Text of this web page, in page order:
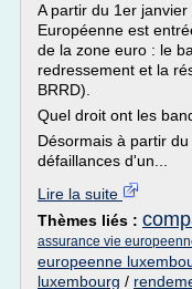
A partir du 1er
Européenne est
de la zone euro : le
redressement et la
BRRD).
Quel droit ont les
Désormais à partir
défaillances d'un...
Lire la suite
Thèmes liés :
assurance vie
europeenne
luxembourg /